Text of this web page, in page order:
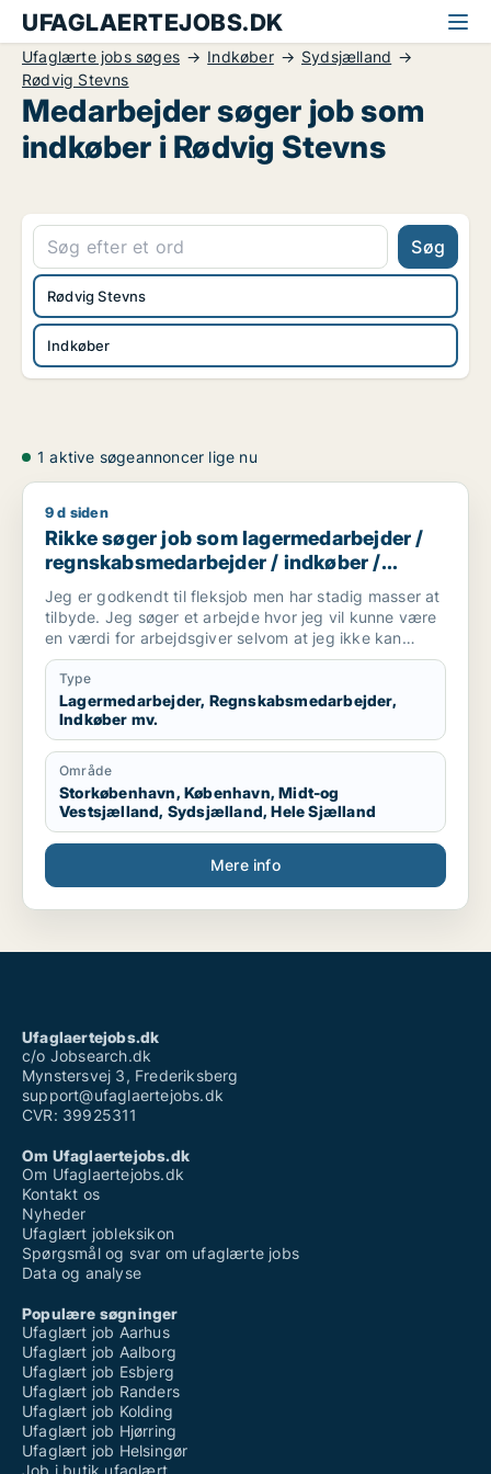
UFAGLAERTEJOBS.DK
Ufaglærte jobs søges Indkøber
Sydsjælland
Rødvig Stevns
Medarbejder søger job som
indkøber i Rødvig Stevns
Søg
Indkøber
Rødvig Stevns
1 aktive søgeannoncer lige nu
Rikke søger job som lagermedarbejder /
9 d siden
Rikke søger job som lagermedarbejder /
regnskabsmedarbejder / indkøber /
receptionist / maskintekniker
Jeg er godkendt til fleksjob men har stadig masser at
tilbyde. Jeg søger et arbejde hvor jeg vil kunne være
en værdi for arbejdsgiver selvom at jeg ikke kan
arbejde i en fuldtidsstilling. Jeg er ikke bleg for at
prøve noget nyt og søger derfor ikke kun inde for en
bestemt branche
Type
Lagermedarbejder, Regnskabsmedarbejder,
Indkøber mv.
Område
Storkøbenhavn, København, Midt-og
Vestsjælland, Sydsjælland, Hele Sjælland
Mere info
Ufaglaertejobs.dk
c/o Jobsearch.dk
Mynstersvej 3, Frederiksberg
support@ufaglaertejobs.dk
CVR: 39925311
Om Ufaglaertejobs.dk
Om Ufaglaertejobs.dk
Kontakt os
Nyheder
Ufaglært jobleksikon
Spørgsmål og svar om ufaglærte jobs
Data og analyse
Populære søgninger
Ufaglært job Aarhus
Ufaglært job Aalborg
Ufaglært job Esbjerg
Ufaglært job Randers
Ufaglært job Kolding
Ufaglært job Hjørring
Ufaglært job Helsingør
Job i butik ufaglært